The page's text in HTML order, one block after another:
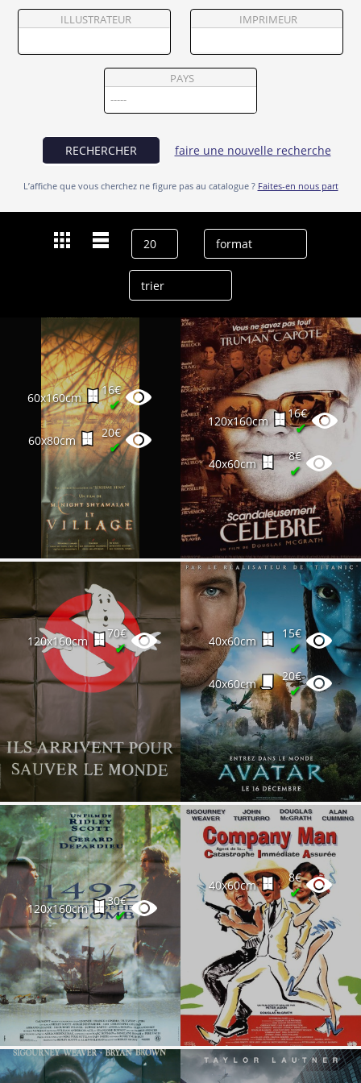
Vendre
ILLUSTRATEUR IMPRIMEUR
PAYS
RECHERCHER faire une nouvelle recherche
L’affiche que vous cherchez ne figure pas au catalogue ? Faites-en nous part
60x160cm
16€
✔
60x80cm
20€
✔
120x160cm
16€
✔
40x60cm
8€
✔
120x160cm
70€
✔ 40x60cm
15€
✔
40x60cm
20€
✔
120x160cm
30€
✔
40x60cm
8€
✔